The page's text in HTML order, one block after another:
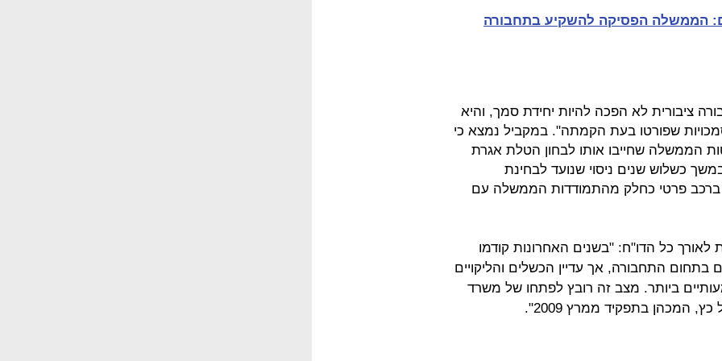
הממשלה הפסיקה להשקיע בתחבורה
ציבורית לא הפכה להיות יחידת סמך, והיא
שפורטו בעת הקמתה". במקביל נמצא כי
הממשלה שחייבו אותו לבחון הטלת אגרת
כשלוש שנים ניסוי שנועד לבחינת
ברכב פרטי כחלק מהתמודדות הממשלה עם
לאורך כל הדו"ח: "בשנים האחרונות קודמו
בתחום התחבורה, אך עדיין הכשלים והליקויים
ביותר. מצב זה רובץ לפתחו של משרד
המכהן בתפקיד ממרץ 2009".